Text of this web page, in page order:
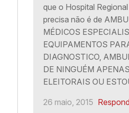
que o Hospital
precisa não é de
MÉDICOS
EQUIPAMENTOS
DIAGNOSTICO,
DE NINGUÉM
ELEITORAIS OU
26 maio, 2015